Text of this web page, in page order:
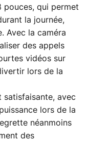
pouces, qui permet
la journée,
Avec la caméra
des appels
vidéos sur
lors de la
avec
lors de la
néanmoins
des